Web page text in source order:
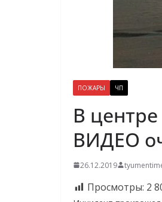
ПОЖАРЫ ЧП
В
ВИДЕО
26.12.2019
Просмотры: 2